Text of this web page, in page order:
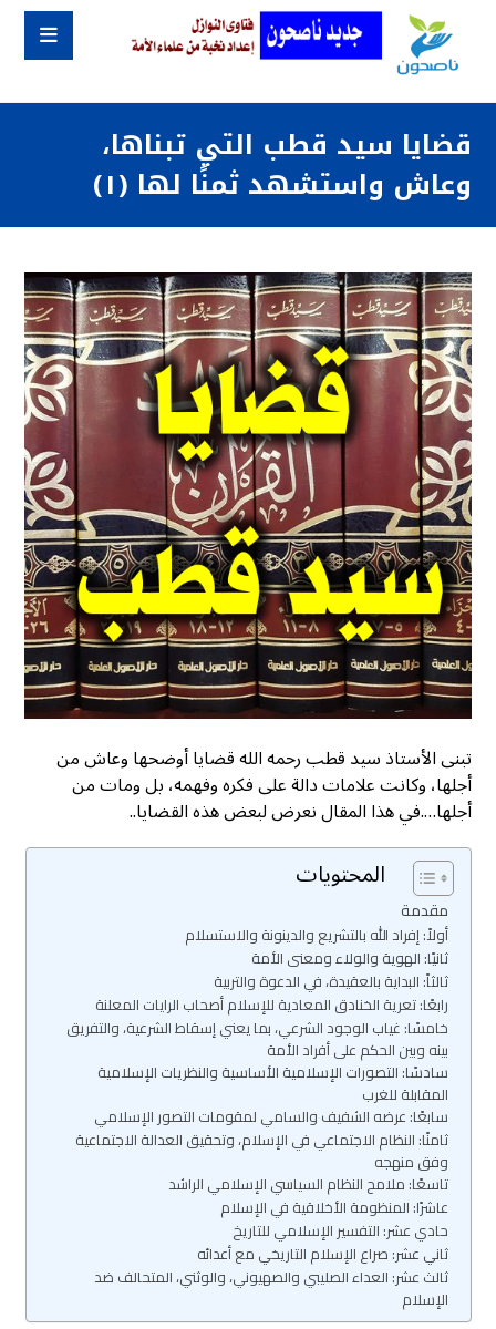
قضايا سيد قطب التي تبناها،
وعاش واستشهد ثمنًا لها (١)
تبنى الأستاذ سيد قطب رحمه الله قضايا أوضحها وعاش من
أجلها، وكانت علامات دالة على فكره وفهمه، بل ومات من
أجلها….في هذا المقال نعرض لبعض هذه القضايا..
المحتويات
مقدمة
أولاً: إفراد الله بالتشريع والدينونة والاستسلام
ثانيًا: الهوية والولاء ومعنى الأمة
ثالثاً: البداية بالعقيدة، في الدعوة والتربية
رابعًا: تعرية الخنادق المعادية للإسلام أصحاب الرايات المعلنة
خامسًا: غياب الوجود الشرعي، بما يعني إسقاط الشرعية، والتفريق
بينه وبين الحكم على أفراد الأمة
سادسًا: التصورات الإسلامية الأساسية والنظريات الإسلامية
المقابلة للغرب
سابعًا: عرضه الشفيف والسامي لمقومات التصور الإسلامي
ثامنًا: النظام الاجتماعي في الإسلام، وتحقيق العدالة الاجتماعية
وفق منهجه
تاسعًا: ملامح النظام السياسي الإسلامي الراشد
عاشرًا: المنظومة الأخلاقية في الإسلام
حادي عشر: التفسير الإسلامي للتاريخ
ثاني عشر: صراع الإسلام التاريخي مع أعدائه
ثالث عشر: العداء الصليبي والصهيوني، والوثني، المتحالف ضد
الإسلام